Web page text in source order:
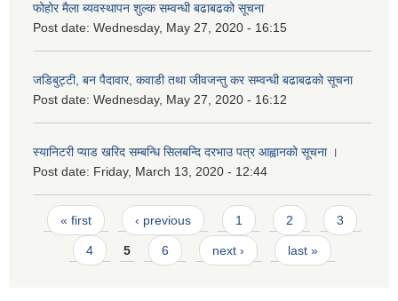
फोहोर मैला ब्यवस्थापन शुल्क सम्वन्धी बढाबढको सूचना
Post date: Wednesday, May 27, 2020 - 16:15
जडिबुट्टी, बन पैदावार, कवाडी तथा जीवजन्तु कर सम्वन्धी बढाबढको सूचना
Post date: Wednesday, May 27, 2020 - 16:12
स्यानिटरी प्याड खरिद सम्बन्धि सिलबन्दि दरभाउ पत्र आह्वानको सूचना ।
Post date: Friday, March 13, 2020 - 12:44
Pages
« first ‹ previous 1 2 3
4 5 6 next › last »